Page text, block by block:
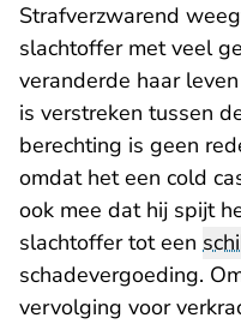
Strafverzwarend
slachtoffer met veel
veranderde haar
is verstreken tussen
berechting is geen
omdat het een cold
ook mee dat hij spijt
slachtoffer tot een
schadevergoeding.
vervolging voor